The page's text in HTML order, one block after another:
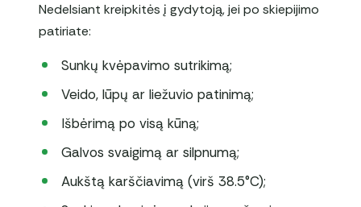
Nedelsiant kreipkitės į gydytoją, jei po skiepijimo
patiriate:
Sunkų kvėpavimo sutrikimą;
Veido, lūpų ar liežuvio patinimą;
Išbėrimą po visą kūną;
Galvos svaigimą ar silpnumą;
Aukštą karščiavimą (virš 38.5°C);